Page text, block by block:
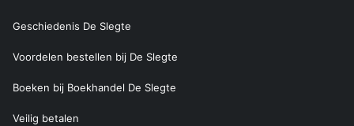
Geschiedenis De Slegte
Voordelen bestellen bij De Slegte
Boeken bij Boekhandel De Slegte
Veilig betalen